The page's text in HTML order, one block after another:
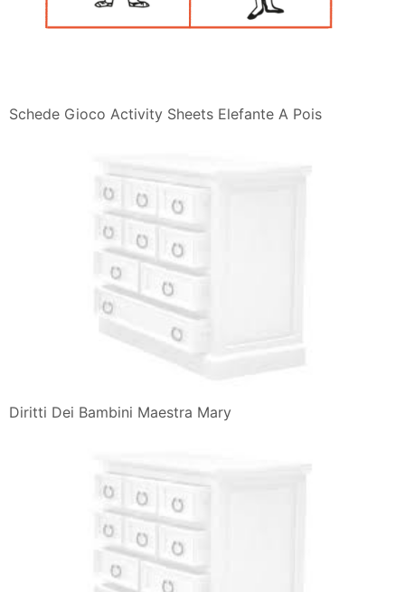
Schede Gioco Activity Sheets Elefante A Pois
Diritti Dei Bambini Maestra Mary